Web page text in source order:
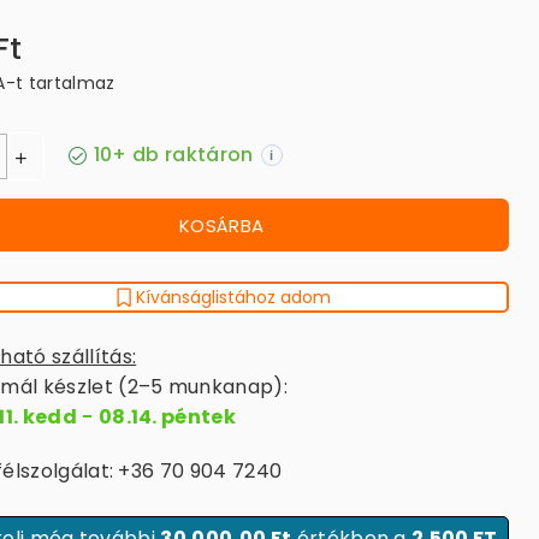
t tartalmaz
10+ db raktáron i
KOSÁRBA
Kívánságlistához adom
szállítás:
készlet (2–5 munkanap):
kedd - 08.14. péntek
+36 70 904 7240